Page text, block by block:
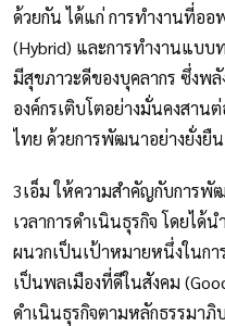
ด้วยกัน ได้แก่ การทำงานที่อ
(Hybrid) และการทำงานแบบ
มีสุขภาวะดีของบุคลากร ซึ่งพ
องค์กรเติบโตอย่างมั่นคงสาน
ไทย ด้วยการพัฒนาอย่างยั่งยื
3เอ็ม ให้ความสำคัญกับการพั
เวลาการดำเนินธุรกิจ โดยไ
ผนวกเป็นเป้าหมายหนึ่งในกา
เป็นพลเมืองที่ดีในสังคม
ดำเนินธุรกิจตามหลักธรรมา